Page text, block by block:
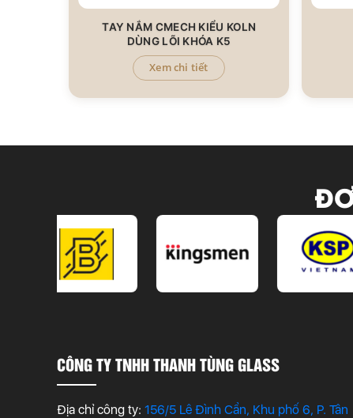
TAY NẮM CMECH KIỂU KOLN
DÙNG LÕI KHÓA K5
Xem chi tiết
CÔNG TY TNHH THANH TÙNG GLASS
Địa chỉ công ty: 156/5 Lê Đình Cẩn, Khu phố 6, P. Tân